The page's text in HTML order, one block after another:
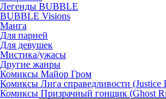
Легенды BUBBLE
BUBBLE Visions
Манга
Для парней
Для девушек
Мистика/ужасы
Другие жанры
Комиксы Майор Гром
Комиксы Лига справедливости (Justice
Комиксы Призрачный гонщик (Ghost